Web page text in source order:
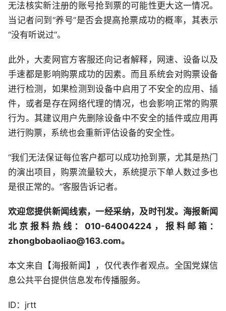
无法核实新注册的账号抢到票的可能性更大这一情况。
当记者问到“养号”是否会提高抢票成功的概率，其表示
“没有听说过”。
此外，大麦网官方客服还向记者解释，网速、设备以及
手速都是影响购票成功的因素。而且系统会对购票设备
进行检测，如果检测到设备中启用了不安全的应用、插
件，或者是存在网络代理的情况，也会影响正常的购票
行为。其建议用户先删除设备中不安全的插件或应用再
进行购票，系统也会重新评估设备的安全性。
“我们无法保证每位客户都可以成功抢到票，尤其是热门
的演出项目，购票流量较大，系统提示下单人数过多也
是很正常的。”客服告诉记者。
欢迎您提供新闻线索，一经采纳，及时刊发。海报新闻
北京报料热线：010-64004224，报料邮箱：
zhongbobaoliao@163.com。
本文来自【海报新闻】，仅代表作者观点。全国党媒信
息公共平台提供信息发布传播服务。
ID：jrtt